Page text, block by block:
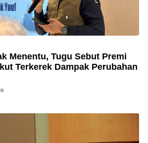
Menentu, Tugu Sebut Premi
Terkerek Dampak Perubahan